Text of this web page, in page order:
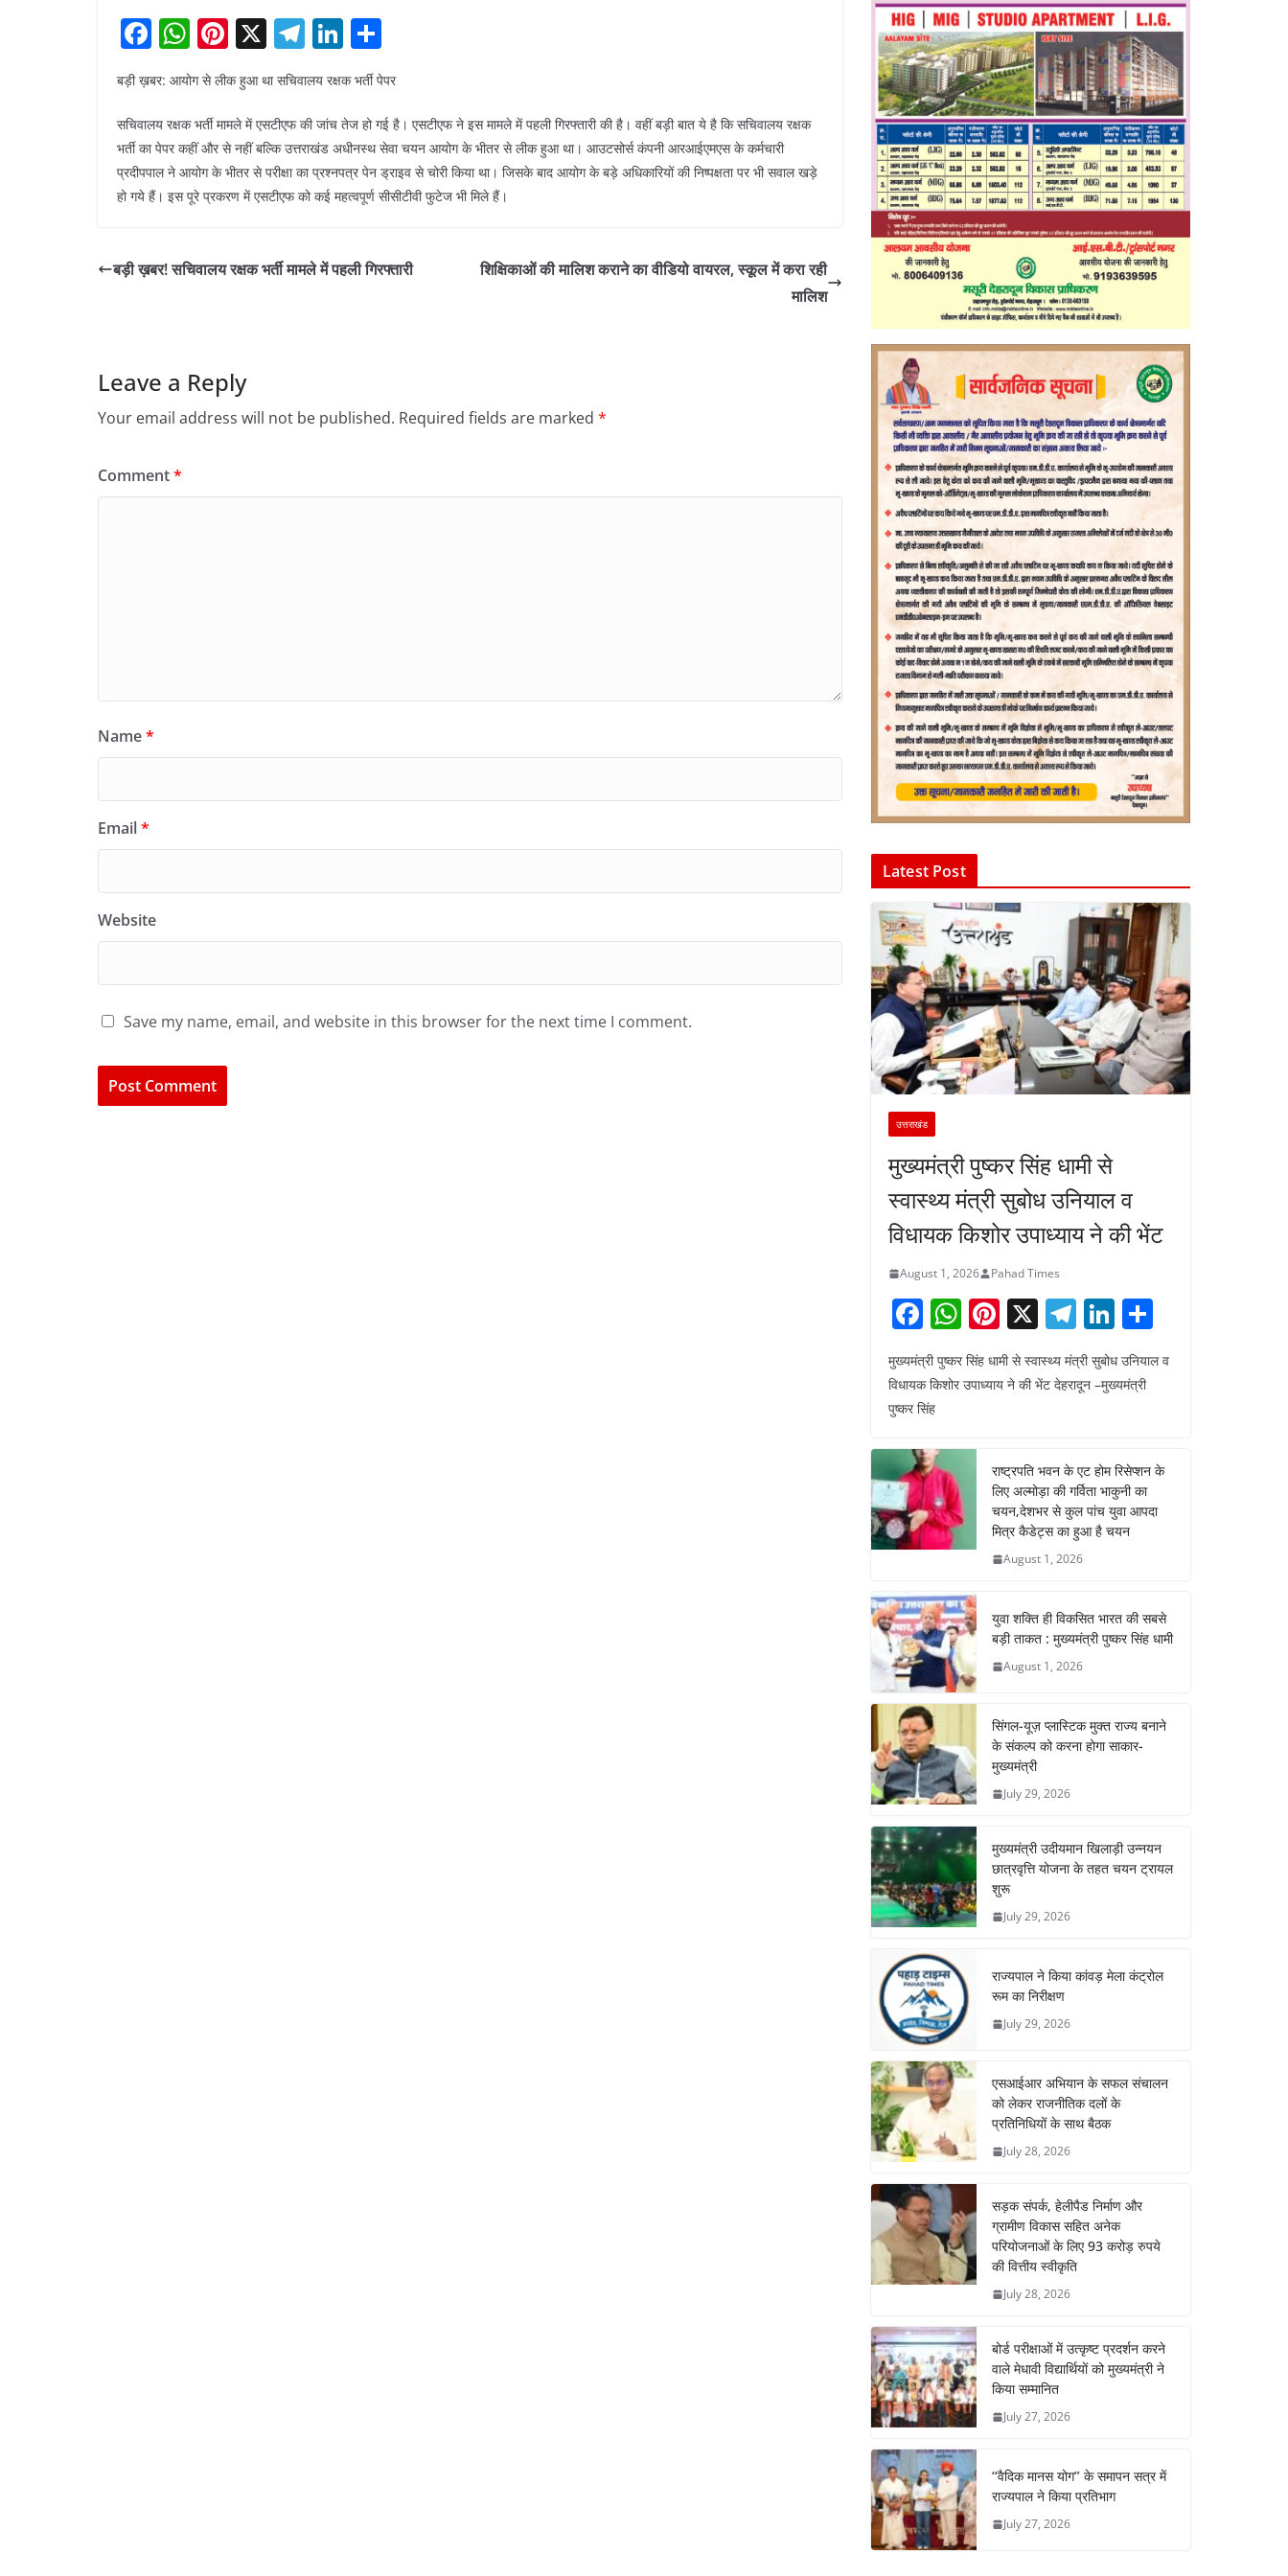
F
c
e
b
o
W
h
at
s
A
p
p
Pi
er
e
st
X T
e
gr
a
m
Li
k
e
dI
n
ar
e
बड़ी ख़बर: आयोग से लीक हुआ था सचिवालय रक्षक भर्ती पेपर
सचिवालय रक्षक भर्ती मामले में एसटीएफ की जांच तेज हो गई है। एसटीएफ ने इस मामले में पहली गिरफ्तारी की है। वहीं बड़ी बात ये है कि सचिवालय रक्षक
भर्ती का पेपर कहीं और से नहीं बल्कि उत्तराखंड अधीनस्थ सेवा चयन आयोग के भीतर से लीक हुआ था। आउटसोर्स कंपनी आरआईएमएस के कर्मचारी
प्रदीपपाल ने आयोग के भीतर से परीक्षा का प्रश्नपत्र पेन ड्राइव से चोरी किया था। जिसके बाद आयोग के बड़े अधिकारियों की निष्पक्षता पर भी सवाल खड़े
हो गये हैं। इस पूरे प्रकरण में एसटीएफ को कई महत्वपूर्ण सीसीटीवी फुटेज भी मिले हैं।
बड़ी ख़बर! सचिवालय रक्षक भर्ती मामले में पहली गिरफ्तारी
शिक्षिकाओं की मालिश कराने का वीडियो वायरल, स्कूल में करा रही
मालिश
Leave a Reply
Your email address will not be published. Required fields are marked *
Comment*
Name*
Email*
Website
Save my name, email, and website in this browser for the next time I comment.
Latest Post
उत्तराखंड
मुख्यमंत्री पुष्कर सिंह धामी से
स्वास्थ्य मंत्री सुबोध उनियाल व
विधायक किशोर उपाध्याय ने की भेंट
August 1, 2026 Pahad Times
F
a
c
e
o
o
k
W
h
at
p
Pi
nt
er
X T
el
e
gr
m
Li
n
k
n
ar
मुख्यमंत्री पुष्कर सिंह धामी से स्वास्थ्य मंत्री सुबोध उनियाल व
विधायक किशोर उपाध्याय ने की भेंट देहरादून –मुख्यमंत्री
पुष्कर सिंह
राष्ट्रपति भवन के एट होम रिसेप्शन के
लिए अल्मोड़ा की गर्विता भाकुनी का
चयन,देशभर से कुल पांच युवा आपदा
मित्र कैडेट्स का हुआ है चयन
August 1, 2026
युवा शक्ति ही विकसित भारत की सबसे
बड़ी ताकत : मुख्यमंत्री पुष्कर सिंह धामी
August 1, 2026
सिंगल-यूज़ प्लास्टिक मुक्त राज्य बनाने
के संकल्प को करना होगा साकार-
मुख्यमंत्री
July 29, 2026
मुख्यमंत्री उदीयमान खिलाड़ी उन्नयन
छात्रवृत्ति योजना के तहत चयन ट्रायल
शुरू
July 29, 2026
राज्यपाल ने किया कांवड़ मेला कंट्रोल
रूम का निरीक्षण
July 29, 2026
एसआईआर अभियान के सफल संचालन
को लेकर राजनीतिक दलों के
प्रतिनिधियों के साथ बैठक
July 28, 2026
सड़क संपर्क, हेलीपैड निर्माण और
ग्रामीण विकास सहित अनेक
परियोजनाओं के लिए 93 करोड़ रुपये
की वित्तीय स्वीकृति
July 28, 2026
बोर्ड परीक्षाओं में उत्कृष्ट प्रदर्शन करने
वाले मेधावी विद्यार्थियों को मुख्यमंत्री ने
किया सम्मानित
July 27, 2026
‘‘वैदिक मानस योग’’ के समापन सत्र में
राज्यपाल ने किया प्रतिभाग
July 27, 2026